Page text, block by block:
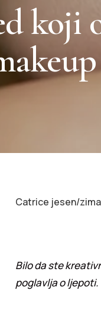
koji
Catrice jesen/
Bilo da ste
poglavlja o ljepoti.